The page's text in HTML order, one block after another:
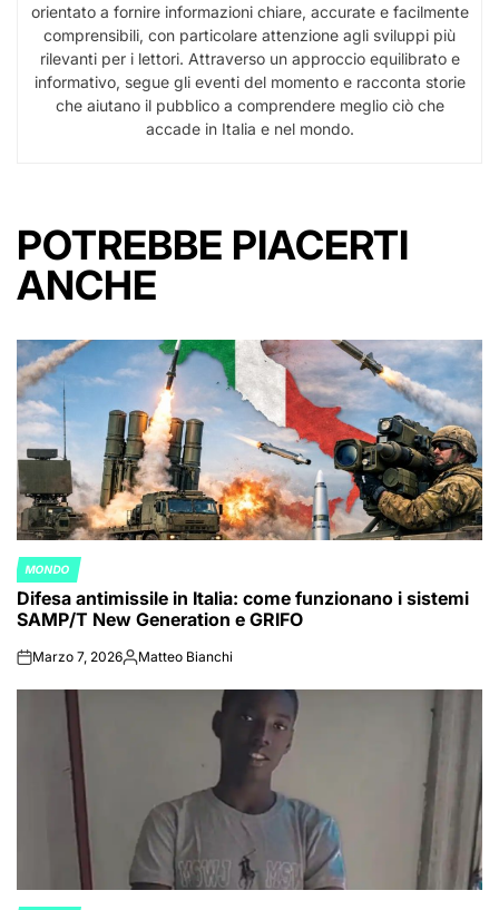
orientato a fornire informazioni chiare, accurate e facilmente
comprensibili, con particolare attenzione agli sviluppi più
rilevanti per i lettori. Attraverso un approccio equilibrato e
informativo, segue gli eventi del momento e racconta storie
che aiutano il pubblico a comprendere meglio ciò che
accade in Italia e nel mondo.
POTREBBE PIACERTI
ANCHE
POSTED
IN
MONDO
Difesa antimissile in Italia: come funzionano i sistemi
SAMP/T New Generation e GRIFO
onMarzo 7, 2026Posted
Matteo Bianchi